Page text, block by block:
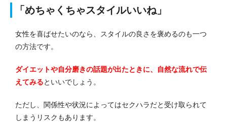
「めちゃくちゃスタイルいいね」
女性を喜ばせたいのなら、スタイルの良さを褒めるのも一つ
の方法です。
ダイエットや自分磨きの話題が出たときに、自然な流れで伝
えてみるといいでしょう。
ただし、関係性や状況によってはセクハラだと受け取られて
しまうリスクもあります。